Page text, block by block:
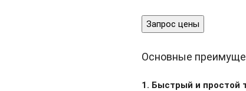
Запрос цены
Основные
1. Быстрый и простой